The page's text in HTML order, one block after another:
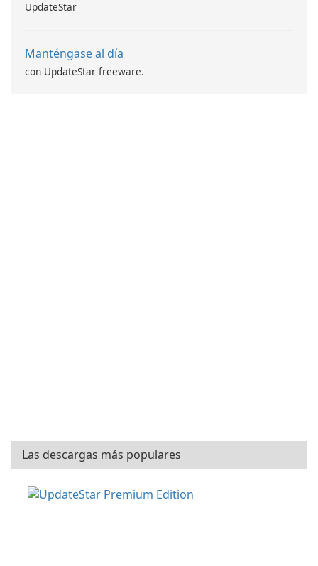
UpdateStar
Manténgase al día
con UpdateStar freeware.
Las descargas más populares